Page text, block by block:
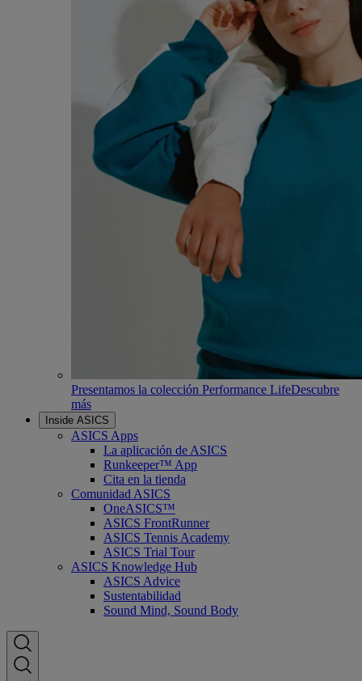
Presentamos la colección Performance LifeDescubre
más
Inside ASICS
ASICS Apps
La aplicación de ASICS
Runkeeper™ App
Cita en la tienda
Comunidad ASICS
OneASICS™
ASICS FrontRunner
ASICS Tennis Academy
ASICS Trial Tour
ASICS Knowledge Hub
ASICS Advice
Sustentabilidad
Sound Mind, Sound Body